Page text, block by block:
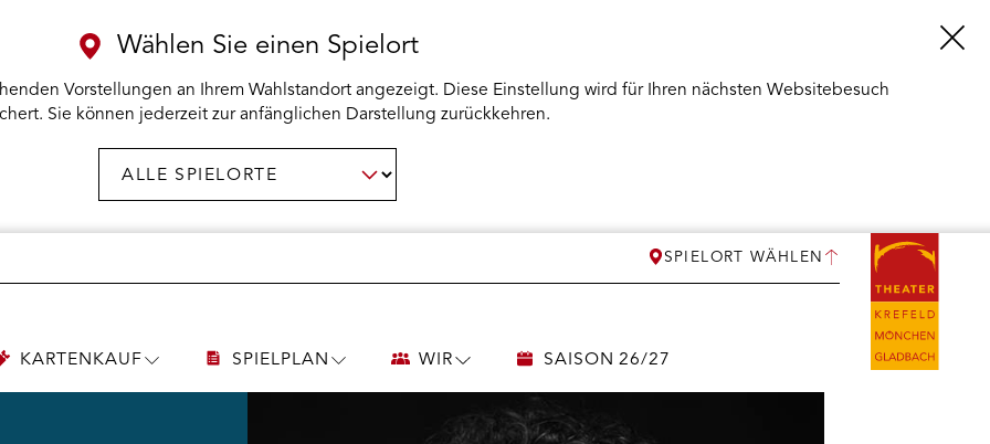
SPIELORT WÄHLEN
Wählen Sie einen Spielort
Vorstellungen an Ihrem Wahlstandort angezeigt. Diese Einstellung wird für Ihren nächsten Websitebesuch
Sie können jederzeit zur anfänglichen Darstellung zurückkehren.
KARTENKAUF UNTERMENÜSPIELPLAN UNTERMENÜ
WIR UNTERMENÜSAISON 26/27